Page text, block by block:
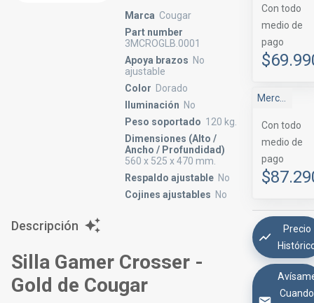
Marca Cougar
Part number
3MCROGLB.0001
Apoya brazos No
ajustable
Color Dorado
Iluminación No
Peso soportado 120 kg.
Dimensiones (Alto /
Ancho / Profundidad)
560 x 525 x 470 mm.
Respaldo ajustable No
Cojines ajustables No
Con todo
medio de
pago
Con todo
medio de
pago
Precio
Cuando
Descripción
Silla Gamer Crosser -
Gold de Cougar